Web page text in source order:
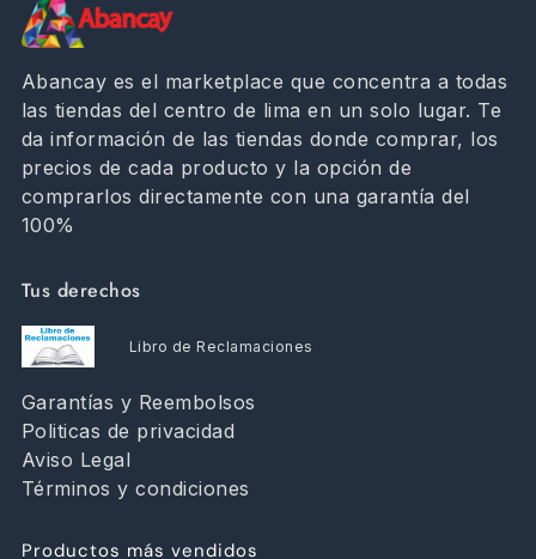
Abancay es el marketplace que concentra a todas
las tiendas del centro de lima en un solo lugar. Te
da información de las tiendas donde comprar, los
precios de cada producto y la opción de
comprarlos directamente con una garantía del
100%
Tus derechos
Libro de Reclamaciones
Garantías y Reembolsos
Politicas de privacidad
Aviso Legal
Términos y condiciones
Productos más vendidos